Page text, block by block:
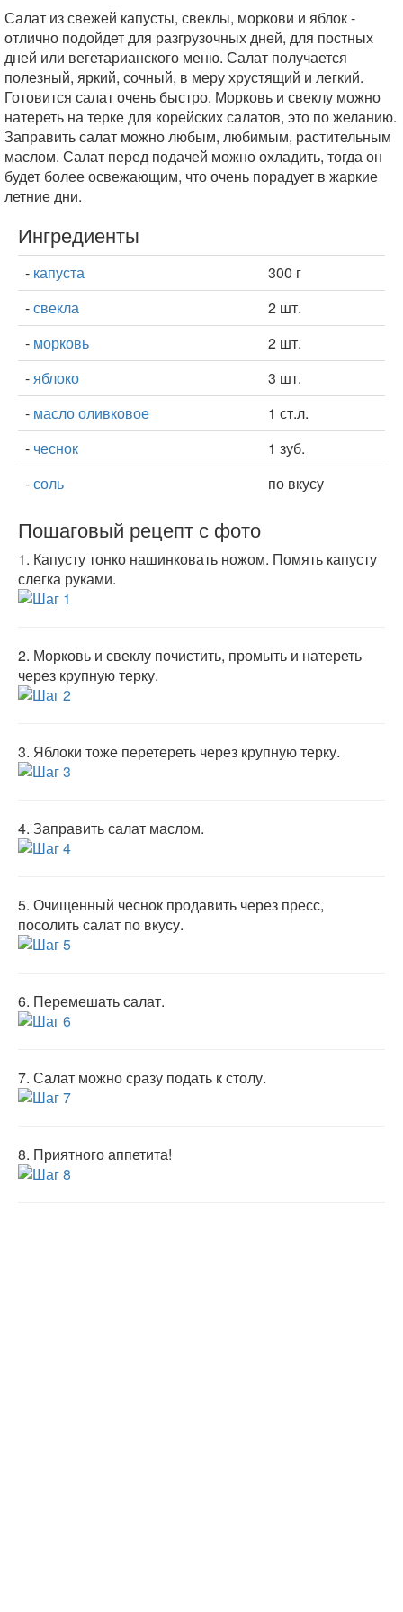
Салат из свежей капусты, свеклы, моркови и яблок -
отлично подойдет для разгрузочных дней, для постных
дней или вегетарианского меню. Салат получается
полезный, яркий, сочный, в меру хрустящий и легкий.
Готовится салат очень быстро. Морковь и свеклу можно
натереть на терке для корейских салатов, это по желанию.
Заправить салат можно любым, любимым, растительным
маслом. Салат перед подачей можно охладить, тогда он
будет более освежающим, что очень порадует в жаркие
летние дни.
Ингредиенты
- капуста
300 г
-свекла
2 шт.
- морковь
2 шт.
-яблоко
3 шт.
- масло оливковое
1 ст.л.
- чеснок
1 зуб.
-соль по вкусу
Пошаговый рецепт с фото
1. Капусту тонко нашинковать ножом. Помять капусту
слегка руками.
2. Морковь и свеклу почистить, промыть и натереть
через крупную терку.
3. Яблоки тоже перетереть через крупную терку.
4. Заправить салат маслом.
5. Очищенный чеснок продавить через пресс,
посолить салат по вкусу.
6. Перемешать салат.
7. Салат можно сразу подать к столу.
8. Приятного аппетита!